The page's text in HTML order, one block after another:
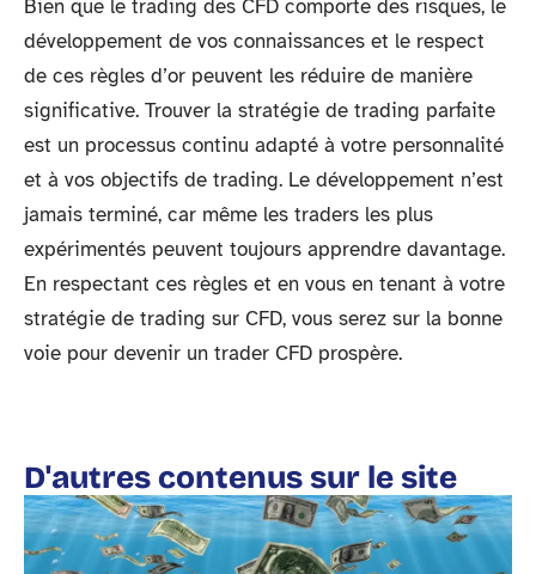
Bien que le trading des CFD comporte des risques, le
développement de vos connaissances et le respect
de ces règles d’or peuvent les réduire de manière
significative. Trouver la stratégie de trading parfaite
est un processus continu adapté à votre personnalité
et à vos objectifs de trading. Le développement n’est
jamais terminé, car même les traders les plus
expérimentés peuvent toujours apprendre davantage.
En respectant ces règles et en vous en tenant à votre
stratégie de trading sur CFD, vous serez sur la bonne
voie pour devenir un trader CFD prospère.
D'autres contenus sur le site